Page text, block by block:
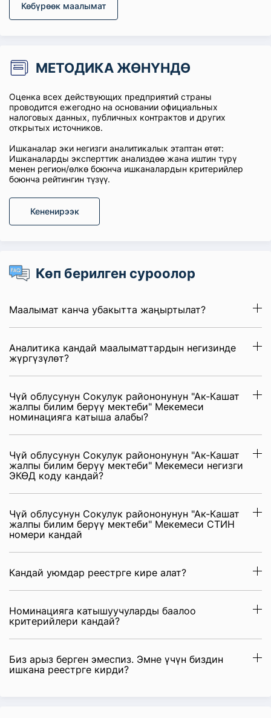
Көбүрөөк маалымат
МЕТОДИКА ЖӨНҮНДӨ
Оценка всех действующих предприятий страны
проводится ежегодно на основании официальных
налоговых данных, публичных контрактов и других
открытых источников.
Ишканалар эки негизги аналитикалык этаптан өтөт:
Ишканаларды эксперттик анализдөө жана иштин түрү
менен регион/өлкө боюнча ишканалардын критерийлер
боюнча рейтингин түзүү.
Кененирээк
Көп берилген суроолор
Маалымат канча убакытта жаңыртылат?
Аналитика кандай маалыматтардын негизинде
жүргүзүлөт?
Чүй облусунун Сокулук райононунун "Ак-Кашат
жалпы билим берүү мектеби" Мекемеси
номинацияга катыша алабы?
Чүй облусунун Сокулук райононунун "Ак-Кашат
жалпы билим берүү мектеби" Мекемеси негизги
ЭКӨД коду кандай?
Чүй облусунун Сокулук райононунун "Ак-Кашат
жалпы билим берүү мектеби" Мекемеси СТИН
номери кандай
Кандай уюмдар реестрге кире алат?
Номинацияга катышуучуларды баалоо
критерийлери кандай?
Биз арыз берген эмеспиз. Эмне үчүн биздин
ишкана реестрге кирди?